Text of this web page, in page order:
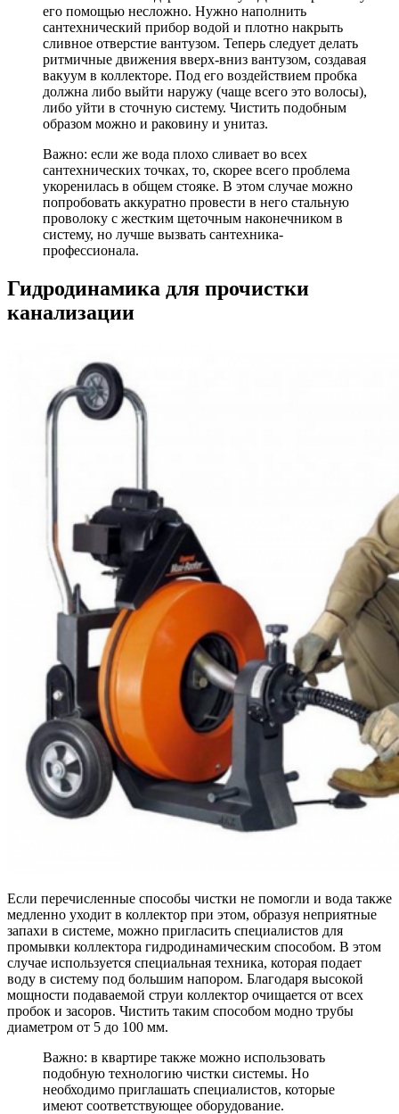
его помощью несложно. Нужно наполнить
сантехнический прибор водой и плотно накрыть
сливное отверстие вантузом. Теперь следует делать
ритмичные движения вверх-вниз вантузом, создавая
вакуум в коллекторе. Под его воздействием пробка
должна либо выйти наружу (чаще всего это волосы),
либо уйти в сточную систему. Чистить подобным
образом можно и раковину и унитаз.
Важно: если же вода плохо сливает во всех
сантехнических точках, то, скорее всего проблема
укоренилась в общем стояке. В этом случае можно
попробовать аккуратно провести в него стальную
проволоку с жестким щеточным наконечником в
систему, но лучше вызвать сантехника-
профессионала.
Гидродинамика для прочистки
канализации
Если перечисленные способы чистки не помогли и вода также
медленно уходит в коллектор при этом, образуя неприятные
запахи в системе, можно пригласить специалистов для
промывки коллектора гидродинамическим способом. В этом
случае используется специальная техника, которая подает
воду в систему под большим напором. Благодаря высокой
мощности подаваемой струи коллектор очищается от всех
пробок и засоров. Чистить таким способом модно трубы
диаметром от 5 до 100 мм.
Важно: в квартире также можно использовать
подобную технологию чистки системы. Но
необходимо приглашать специалистов, которые
имеют соответствующее оборудование.